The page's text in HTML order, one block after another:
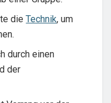
dieTechnik, um
durch einen
der